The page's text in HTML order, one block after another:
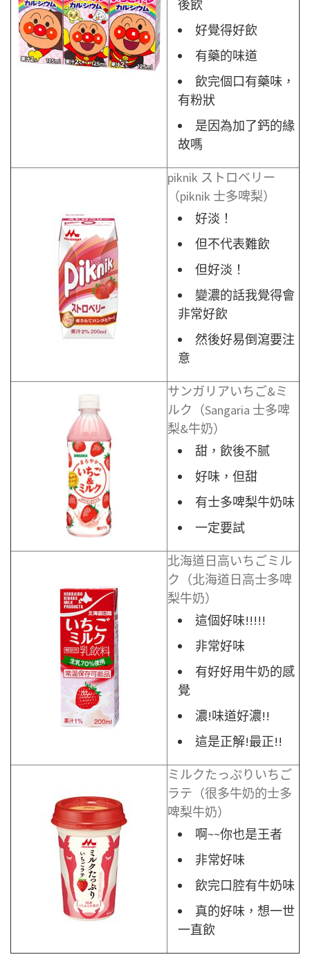
後飲
好覺得好飲
有藥的味道
飲完個口有藥味，
有粉狀
是因為加了鈣的緣
故嗎
piknik ストロベリー
（piknik 士多啤梨）
好淡！
但不代表難飲
但好淡！
變濃的話我覺得會
非常好飲
然後好易倒瀉要注
意
サンガリアいちご&ミ
ルク（Sangaria 士多啤
梨&牛奶）
甜，飲後不腻
好味，但甜
有士多啤梨牛奶味
一定要試
北海道日高いちごミル
ク（北海道日高士多啤
梨牛奶）
這個好味!!!!!
非常好味
有好好用牛奶的感
覺
濃!味道好濃!!
這是正解!最正!!
ミルクたっぷりいちご
ラテ（很多牛奶的士多
啤梨牛奶）
啊~~你也是王者
非常好味
飲完口腔有牛奶味
真的好味，想一世
一直飲